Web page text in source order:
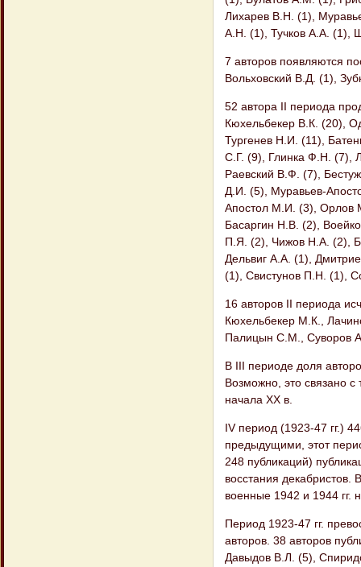
Лихарев В.Н. (1),
А.Н. (1), Тучков А.А. (1),
7 авторов появляются
Вольховский В.Д. (1),
52 автора II периода
Кюхельбекер В.К. (20),
Тургенев Н.И. (11),
С.Г. (9), Глинка Ф.Н.
Раевский В.Ф. (7),
Д.И. (5), Муравьев-
Апостол М.И. (3), Орлов
Басаргин Н.В. (2),
П.Я. (2), Чижов Н.А. (2),
Дельвиг А.А. (1),
(1), Свистунов П.Н. (1),
16 авторов II периода
Кюхельбекер М.К.,
Палицын С.М., Суворов
В III периоде доля
Возможно, это связано
начала XX в.
IV период (1923-47 гг.)
предыдущими, этот
248 публикаций)
восстания
военные 1942 и 1944 гг.
Период 1923-47 гг.
авторов. 38 авторов
Давыдов В.Л. (5),